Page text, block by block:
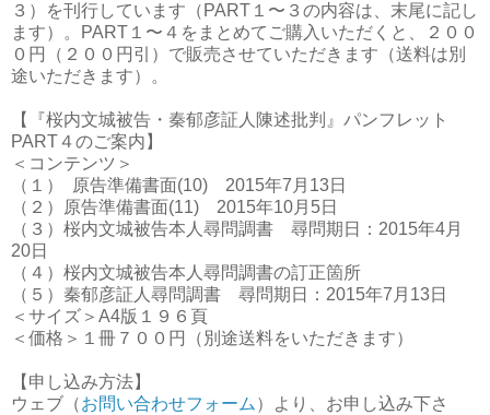
３）を刊行しています（PART１〜３の内容は、末尾に記し
ます）。PART１〜４をまとめてご購入いただくと、２００
０円（２００円引）で販売させていただきます（送料は別
途いただきます）。
【『桜内文城被告・秦郁彦証人陳述批判』パンフレット
PART４のご案内】
＜コンテンツ＞
（１） 原告準備書面(10) 2015年7月13日
（２）原告準備書面(11) 2015年10月5日
（３）桜内文城被告本人尋問調書 尋問期日：2015年4月
20日
（４）桜内文城被告本人尋問調書の訂正箇所
（５）秦郁彦証人尋問調書 尋問期日：2015年7月13日
＜サイズ＞A4版１９６頁
＜価格＞１冊７００円（別途送料をいただきます）
【申し込み方法】
ウェブ（お問い合わせフォーム）より、お申し込み下さ